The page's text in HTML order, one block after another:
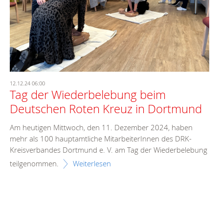
12.12.24 06:00
Tag der Wiederbelebung beim
Deutschen Roten Kreuz in Dortmund
Am heutigen Mittwoch, den 11. Dezember 2024, haben
mehr als 100 hauptamtliche MitarbeiterInnen des DRK-
Kreisverbandes Dortmund e. V. am Tag der Wiederbelebung
teilgenommen.
Weiterlesen